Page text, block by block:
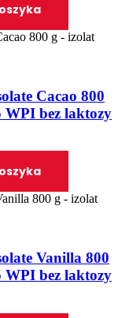
Cacao 800
WPI bez laktozy
Vanilla 800
WPI bez laktozy